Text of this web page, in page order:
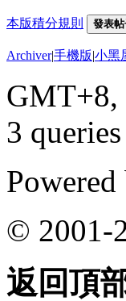
本版積分規則 發表
Archiver|手機版|小黑
GMT+8,
3
Powered
© 2001-
返回頂